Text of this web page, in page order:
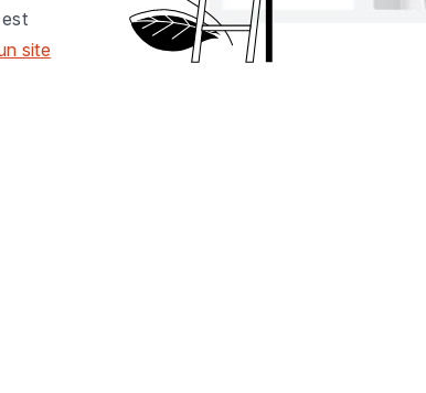
site